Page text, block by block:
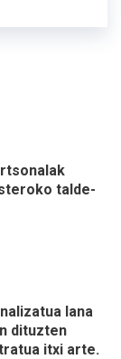
talde-
lana
dituzten
itxi arte.